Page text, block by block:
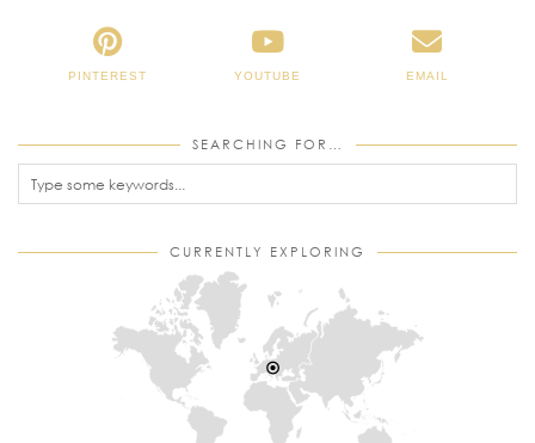
PINTEREST YOUTUBE EMAIL
SEARCHING FOR…
CURRENTLY EXPLORING